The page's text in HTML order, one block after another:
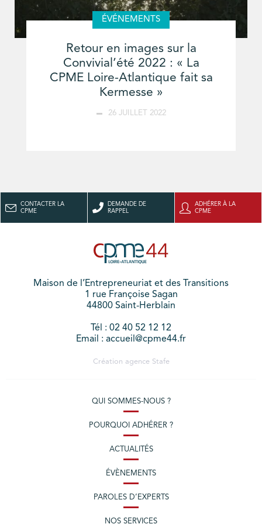
ÉVÉNEMENTS
Retour en images sur la
Convivial’été 2022 : « La
CPME Loire-Atlantique fait sa
Kermesse »
26 JUILLET 2022
CONTACTER LA
CPME
DEMANDE DE
RAPPEL
ADHÉRER À LA
CPME
Maison de l’Entrepreneuriat et des Transitions
1 rue Françoise Sagan
44800 Saint-Herblain
Tél : 02 40 52 12 12
Email : accueil@cpme44.fr
Création agence Stafe
QUI SOMMES-NOUS ?
POURQUOI ADHÉRER ?
ACTUALITÉS
ÉVÈNEMENTS
PAROLES D’EXPERTS
NOS SERVICES